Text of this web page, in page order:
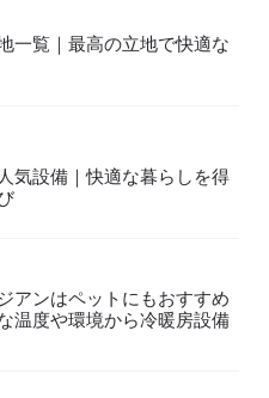
一覧｜最高の立地で快適な
気設備｜快適な暮らしを得
アンはペットにもおすすめ
温度や環境から冷暖房設備